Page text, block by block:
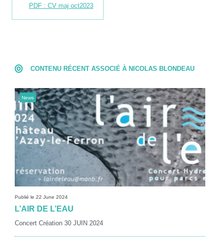
PDF : CV maj oct2023
CONTENU RÉCENT ASSOCIÉ À NICOLAS BLONDEAU
News
Publié le 22 June 2024
L’AIR DE L’EAU
Concert Création 30 JUIN 2024